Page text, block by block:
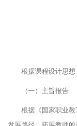
根据课程设计思
（一）主旨报告
根据《国家职业